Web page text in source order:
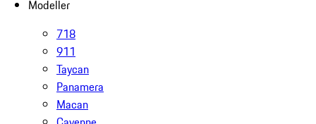
Modeller
718
911
Taycan
Panamera
Macan